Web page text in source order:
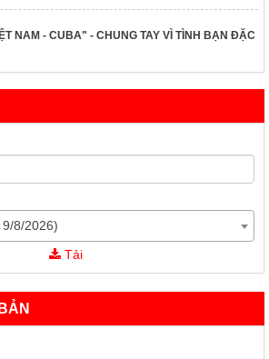
NAM - CUBA" - CHUNG TAY VÌ TÌNH BẠN ĐẶC
8/2026)
Tải
Tháng Nhân đạo 2025
Nhân đạo 2025